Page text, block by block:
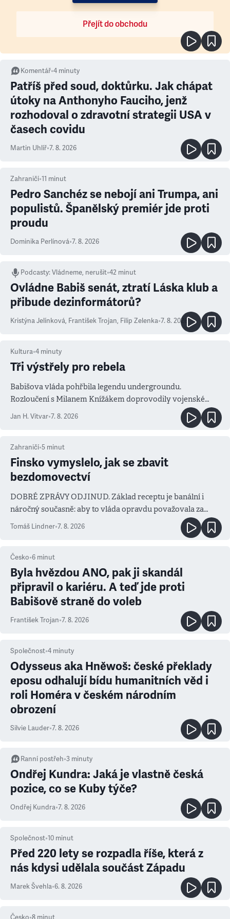
Přejít do obchodu
Komentář•4 minuty
Patříš před soud, doktůrku. Jak chápat
útoky na Anthonyho Fauciho, jenž
rozhodoval o zdravotní strategii USA v
časech covidu
Martin Uhlíř•7. 8. 2026
Zahraničí•11 minut
Pedro Sanchéz se nebojí ani Trumpa, ani
populistů. Španělský premiér jde proti
proudu
Dominika Perlínová•7. 8. 2026
Podcasty:Vládneme, nerušit•42 minut
Ovládne Babiš senát, ztratí Láska klub a
přibude dezinformátorů?
Kristýna Jelínková, František Trojan, Filip Zelenka•7. 8. 2026
Kultura•4 minuty
Tři výstřely pro rebela
Babišova vláda pohřbila legendu undergroundu.
Rozloučení s Milanem Knížákem doprovodily vojenské
salvy i kritika pokrokářů
Jan H. Vitvar•7. 8. 2026
Zahraničí•5 minut
Finsko vymyslelo, jak se zbavit
bezdomovectví
DOBRÉ ZPRÁVY ODJINUD. Základ receptu je banální i
náročný současně: aby to vláda opravdu považovala za
prioritu
Tomáš Lindner•7. 8. 2026
Česko•6 minut
Byla hvězdou ANO, pak ji skandál
připravil o kariéru. A teď jde proti
Babišově straně do voleb
František Trojan•7. 8. 2026
Společnost•4 minuty
Odysseus aka Hněwoš: české překlady
eposu odhalují bídu humanitních věd i
roli Homéra v českém národním
obrození
Silvie Lauder•7. 8. 2026
Ranní postřeh•3 minuty
Ondřej Kundra: Jaká je vlastně česká
pozice, co se Kuby týče?
Ondřej Kundra•7. 8. 2026
Společnost•10 minut
Před 220 lety se rozpadla říše, která z
nás kdysi udělala součást Západu
Marek Švehla•6. 8. 2026